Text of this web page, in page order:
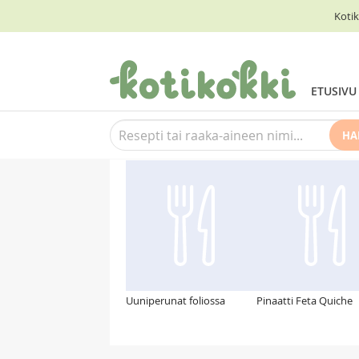
ETUSIVU
Suosittelemme myös
Uuniperunat foliossa Pinaatti Feta Quiche